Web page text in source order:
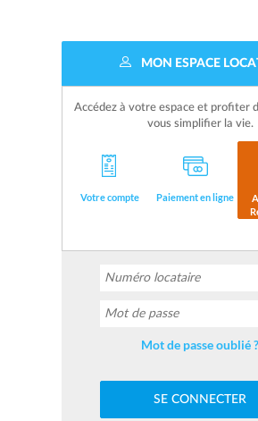
MON ESPACE
Accédez à votre espace et profiter
vous simplifier la vie.
Votre compte Paiement en ligne
Mot de passe oublié ?